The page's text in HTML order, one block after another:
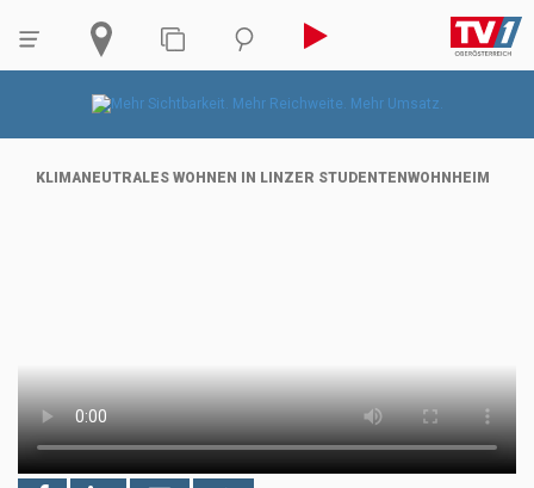
KLIMANEUTRALES WOHNEN IN LINZER STUDENTENWOHNHEIM